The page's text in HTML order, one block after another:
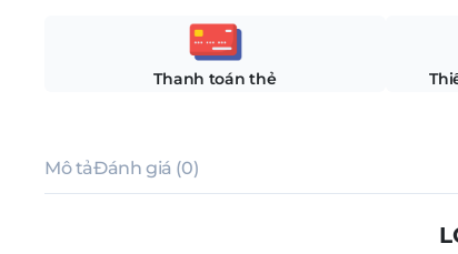
Thanh toán thẻ
Mô tảĐánh giá (0)